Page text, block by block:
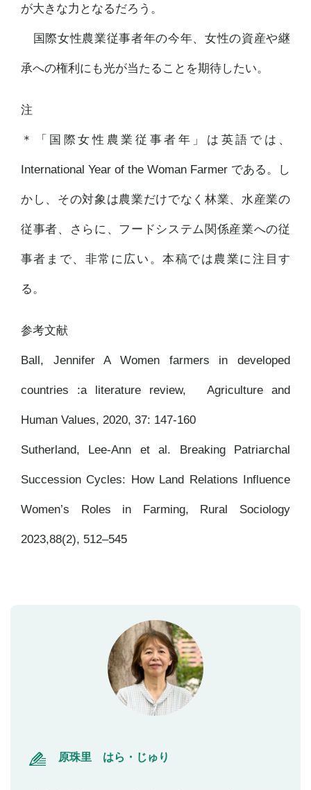
が大きな力となるだろう。
国際女性農業従事者年の今年、女性の資産や継
承への権利にも光が当たることを期待したい。
注
＊「国際女性農業従事者年」は英語では、
International Year of the Woman Farmer である。し
かし、その対象は農業だけでなく林業、水産業の
従事者、さらに、フードシステム関係産業への従
事者まで、非常に広い。本稿では農業に注目す
る。
参考文献
Ball, Jennifer A Women farmers in developed
countries :a literature review, Agriculture and
Human Values, 2020, 37: 147-160
Sutherland, Lee-Ann et al. Breaking Patriarchal
Succession Cycles: How Land Relations Influence
Women’s Roles in Farming, Rural Sociology
2023,88(2), 512–545
原珠里 はら・じゅり